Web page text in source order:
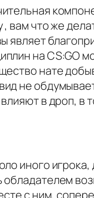
вам что же
являет
на CS:GO
нате
не
в дроп, в
иного